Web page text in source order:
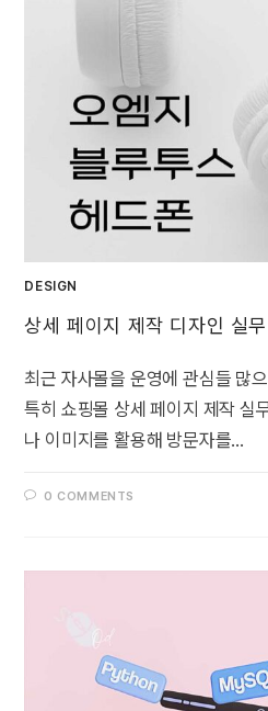
DESIGN
상세 페이지 제작 디자인 실
최근 자사몰을 운영에 관심들 많
특히 쇼핑몰 상세 페이지 제작 실
나 이미지를 활용해 방문자를…
0 COMMENTS